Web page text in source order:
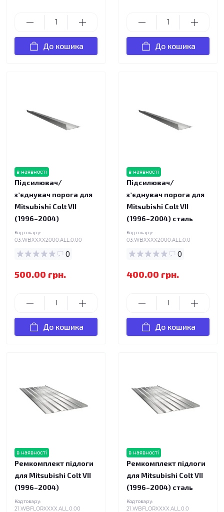
До кошика До кошика
в наявності
Підсилювач/
зʼєднувач порога для
Mitsubishi Colt VII
(1996–2004)
Код товару:
03.WBXXXX2000.ALL.0.00
0
500.00 грн.
До кошика
в наявності
Підсилювач/
зʼєднувач порога для
Mitsubishi Colt VII
(1996–2004) сталь
Код товару:
03.WBXXXX2000.ALL.0.0
0
400.00 грн.
До кошика
в наявності
Ремкомплект підлоги
для Mitsubishi Colt VII
(1996–2004)
Код товару:
21.WBFLORXXXX.ALL.0.00
в наявності
Ремкомплект підлоги
для Mitsubishi Colt VII
(1996–2004) сталь
Код товару:
21.WBFLORXXXX.ALL.0.0